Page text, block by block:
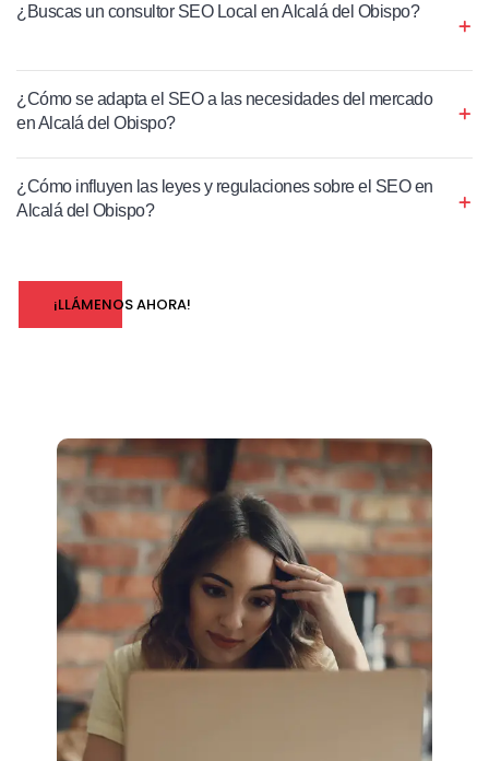
¿Buscas un consultor SEO Local en Alcalá del Obispo?
¿Cómo se adapta el SEO a las necesidades del mercado
en Alcalá del Obispo?
¿Cómo influyen las leyes y regulaciones sobre el SEO en
Alcalá del Obispo?
¡LLÁMENOS AHORA!